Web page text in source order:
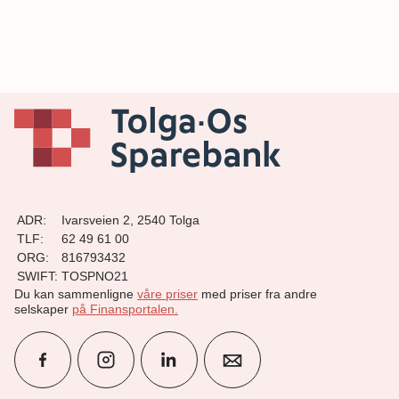
ADR:
Ivarsveien 2, 2540 Tolga
TLF:
62 49 61 00
ORG:
816793432
SWIFT: TOSPNO21
Du kan sammenligne våre priser med priser fra andre
selskaper på Finansportalen